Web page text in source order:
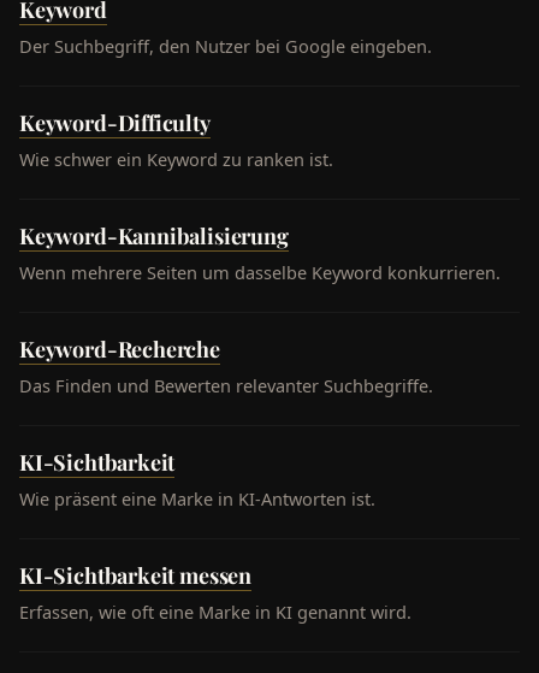
Keyword
Der Suchbegriff, den Nutzer bei Google eingeben.
Keyword-Difficulty
Wie schwer ein Keyword zu ranken ist.
Keyword-Kannibalisierung
Wenn mehrere Seiten um dasselbe Keyword konkurrieren.
Keyword-Recherche
Das Finden und Bewerten relevanter Suchbegriffe.
KI-Sichtbarkeit
Wie präsent eine Marke in KI-Antworten ist.
KI-Sichtbarkeit messen
Erfassen, wie oft eine Marke in KI genannt wird.